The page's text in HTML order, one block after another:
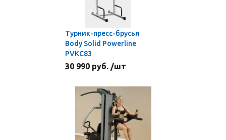
Турник-пресс-брусья
Body Solid Powerline
PVKC83
30 990 руб. /шт